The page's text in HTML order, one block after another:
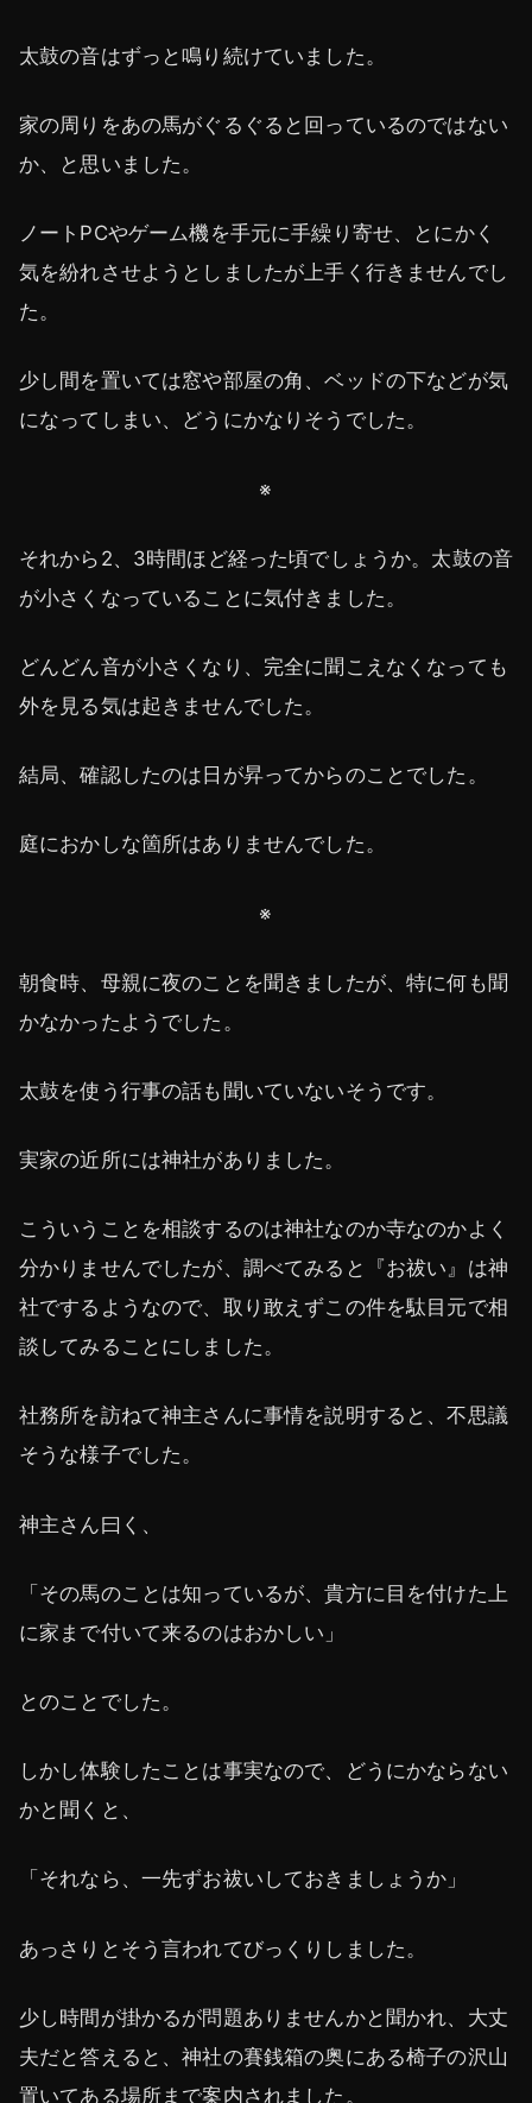
太鼓の音はずっと鳴り続けていました。
家の周りをあの馬がぐるぐると回っているのではない
か、と思いました。
ノートPCやゲーム機を手元に手繰り寄せ、とにかく
気を紛れさせようとしましたが上手く行きませんでし
た。
少し間を置いては窓や部屋の角、ベッドの下などが気
になってしまい、どうにかなりそうでした。
※
それから2、3時間ほど経った頃でしょうか。太鼓の音
が小さくなっていることに気付きました。
どんどん音が小さくなり、完全に聞こえなくなっても
外を見る気は起きませんでした。
結局、確認したのは日が昇ってからのことでした。
庭におかしな箇所はありませんでした。
※
朝食時、母親に夜のことを聞きましたが、特に何も聞
かなかったようでした。
太鼓を使う行事の話も聞いていないそうです。
実家の近所には神社がありました。
こういうことを相談するのは神社なのか寺なのかよく
分かりませんでしたが、調べてみると『お祓い』は神
社でするようなので、取り敢えずこの件を駄目元で相
談してみることにしました。
社務所を訪ねて神主さんに事情を説明すると、不思議
そうな様子でした。
神主さん曰く、
「その馬のことは知っているが、貴方に目を付けた上
に家まで付いて来るのはおかしい」
とのことでした。
しかし体験したことは事実なので、どうにかならない
かと聞くと、
「それなら、一先ずお祓いしておきましょうか」
あっさりとそう言われてびっくりしました。
少し時間が掛かるが問題ありませんかと聞かれ、大丈
夫だと答えると、神社の賽銭箱の奥にある椅子の沢山
置いてある場所まで案内されました。